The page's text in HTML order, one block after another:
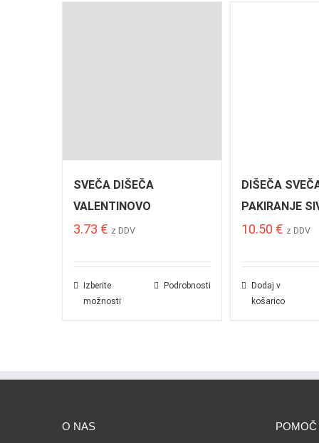
SVEČA DIŠEČA
VALENTINOVO
3.73 € z DDV
Izberite
možnosti
Podrobnosti
DIŠEČA
PAKIRANJE
10.50 € z DDV
Dodaj v
košarico
O NAS